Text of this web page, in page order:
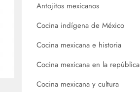
Antojitos mexicanos
Cocina indígena de México
Cocina mexicana e historia
Cocina mexicana en la república
Cocina mexicana y cultura